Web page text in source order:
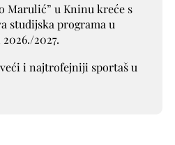
Marulić” u Kninu kreće s
studijska programa u
2027.
i najtrofejniji sportaš u